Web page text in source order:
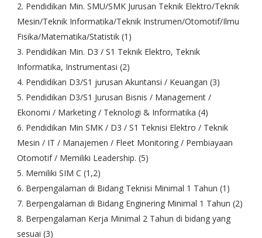
2. Pendidikan Min. SMU/SMK Jurusan Teknik Elektro/Teknik
Mesin/Teknik Informatika/Teknik Instrumen/Otomotif/Ilmu
Fisika/Matematika/Statistik (1)
3. Pendidikan Min. D3 / S1 Teknik Elektro, Teknik
Informatika, Instrumentasi (2)
4. Pendidikan D3/S1 jurusan Akuntansi / Keuangan (3)
5. Pendidikan D3/S1 Jurusan Bisnis / Management /
Ekonomi / Marketing / Teknologi & Informatika (4)
6. Pendidikan Min SMK / D3 / S1 Teknisi Elektro / Teknik
Mesin / IT / Manajemen / Fleet Monitoring / Pembiayaan
Otomotif / Memiliki Leadership. (5)
5. Memiliki SIM C (1,2)
6. Berpengalaman di Bidang Teknisi Minimal 1 Tahun (1)
7. Berpengalaman di Bidang Enginering Minimal 1 Tahun (2)
8. Berpengalaman Kerja Minimal 2 Tahun di bidang yang
sesuai (3)